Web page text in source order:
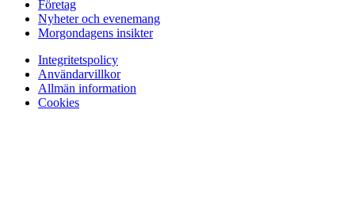
Företag
Nyheter och evenemang
Morgondagens insikter
Integritetspolicy
Användarvillkor
Allmän information
Cookies